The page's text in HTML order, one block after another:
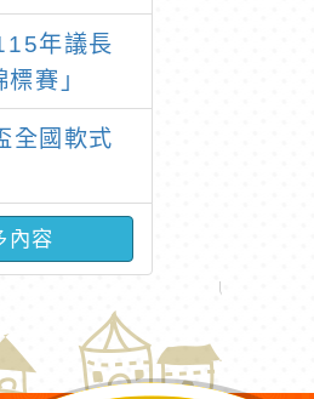
年議長
賽」
全國軟式
內容